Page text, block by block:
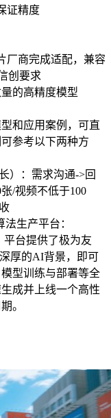
证精度
厂商完成适配，兼容
创要求
的高精度模型
和应用案例，可直
参考以下两种方
）：需求沟通->回
/视频不低于100
法生产平台：
平台提供了极为友
厚的AI背景，即可
型训练与部署等全
成并上线一个高性
。